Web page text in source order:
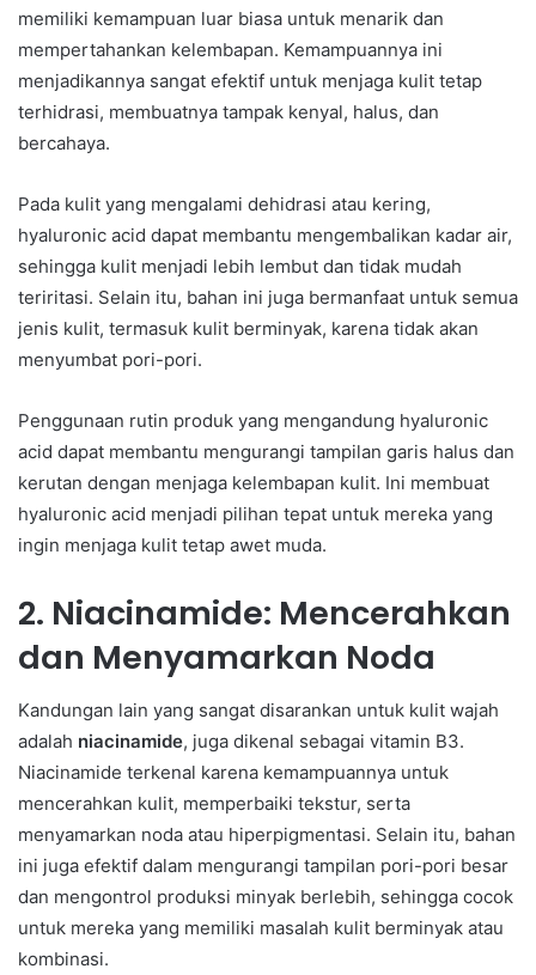
memiliki kemampuan luar biasa untuk menarik dan
mempertahankan kelembapan. Kemampuannya ini
menjadikannya sangat efektif untuk menjaga kulit tetap
terhidrasi, membuatnya tampak kenyal, halus, dan
bercahaya.
Pada kulit yang mengalami dehidrasi atau kering,
hyaluronic acid dapat membantu mengembalikan kadar air,
sehingga kulit menjadi lebih lembut dan tidak mudah
teriritasi. Selain itu, bahan ini juga bermanfaat untuk semua
jenis kulit, termasuk kulit berminyak, karena tidak akan
menyumbat pori-pori.
Penggunaan rutin produk yang mengandung hyaluronic
acid dapat membantu mengurangi tampilan garis halus dan
kerutan dengan menjaga kelembapan kulit. Ini membuat
hyaluronic acid menjadi pilihan tepat untuk mereka yang
ingin menjaga kulit tetap awet muda.
2. Niacinamide: Mencerahkan
dan Menyamarkan Noda
Kandungan lain yang sangat disarankan untuk kulit wajah
adalah niacinamide, juga dikenal sebagai vitamin B3.
Niacinamide terkenal karena kemampuannya untuk
mencerahkan kulit, memperbaiki tekstur, serta
menyamarkan noda atau hiperpigmentasi. Selain itu, bahan
ini juga efektif dalam mengurangi tampilan pori-pori besar
dan mengontrol produksi minyak berlebih, sehingga cocok
untuk mereka yang memiliki masalah kulit berminyak atau
kombinasi.